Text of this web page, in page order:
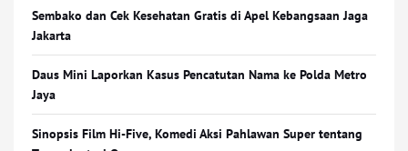
Sembako dan Cek Kesehatan Gratis di Apel Kebangsaan Jaga
Jakarta
Daus Mini Laporkan Kasus Pencatutan Nama ke Polda Metro
Jaya
Sinopsis Film Hi-Five, Komedi Aksi Pahlawan Super tentang